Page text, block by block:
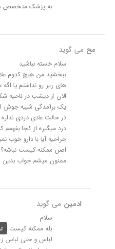
به پزشک متخصص
مح می گوید
سلام خسته نباشید
ببخشید من هیچ کدوم
های ریز رو نداشتم یا
الان از دیشب در ناحیه
یک برآمدگی شبیه جوش
در حالت عادی دردی
درد میگیره.از کجا
جراحیه آیا با دارو خوب
اصن ممکنه کیست نباشه؟
ممنون میشم جواب بدین
ادمین می گوید
سلام
بله ممکنه کیست
لباس و حتی لباس